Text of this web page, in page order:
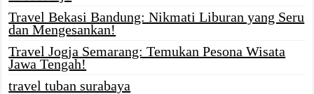
Travel Bekasi Bandung: Nikmati Liburan yang Seru
dan Mengesankan!
Travel Jogja Semarang: Temukan Pesona Wisata
Jawa Tengah!
travel tuban surabaya